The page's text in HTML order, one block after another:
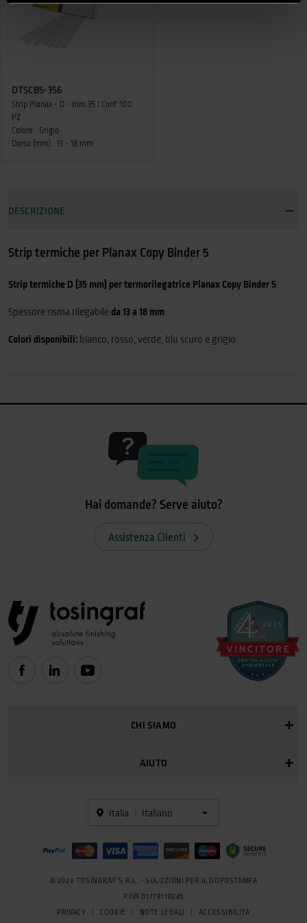
DTSCB5-356
Strip Planax - D - mm.35 I Conf. 100
PZ
Colore:
Grigio
Dorso (mm): 13 - 18 mm
DESCRIZIONE
Strip termiche per Planax Copy Binder 5
Strip termiche D (35 mm) per termorilegatrice Planax Copy Binder 5
Spessore risma rilegabile da 13 a 18 mm
Colori disponibili: bianco, rosso, verde, blu scuro e grigio.
Hai domande? Serve aiuto?
Assistenza Clienti
CHI SIAMO
AIUTO
© 2026 TOSINGRAF S.R.L. - SOLUZIONI PER IL DOPOSTAMPA
P.IVA 01778110245
PRIVACY
COOKIE NOTE LEGALI ACCESSIBILITÀ
Italia Italiano